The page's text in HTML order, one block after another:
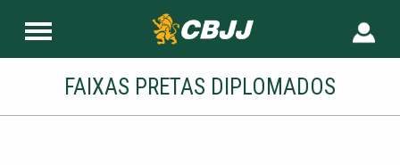
FAIXAS PRETAS DIPLOMADOS